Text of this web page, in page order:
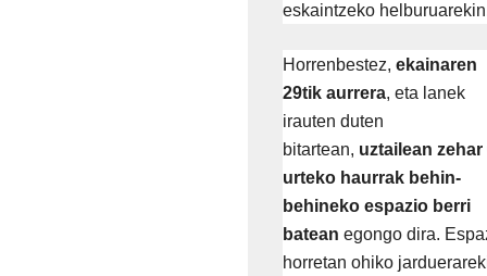
eskaintzeko
Horrenbestez, ekainaren
29tik aurrera, eta lanek
irauten duten
bitartean, uztailean zehar
urteko haurrak behin-
behineko espazio berri
batean egongo dira.
horretan ohiko